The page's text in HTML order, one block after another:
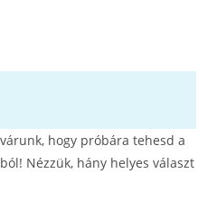
hogy próbára tehesd a
Nézzük, hány helyes választ